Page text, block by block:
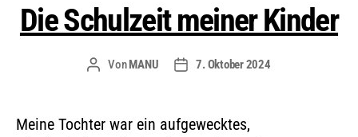
Die Schulzeit meiner Kinder
VonMANU 7. Oktober 2024
Meine Tochter war ein aufgewecktes,